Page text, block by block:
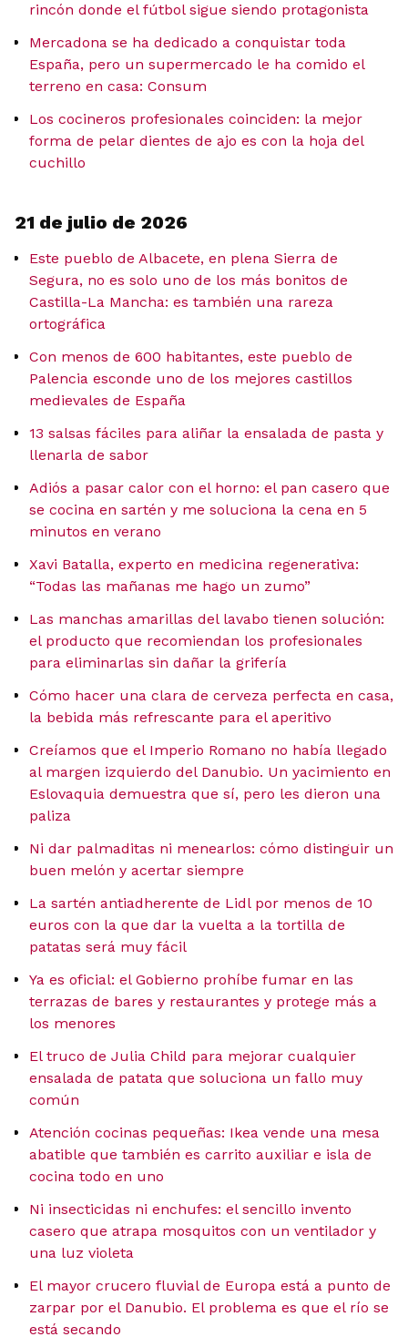
rincón donde el fútbol sigue siendo protagonista
Mercadona se ha dedicado a conquistar toda
España, pero un supermercado le ha comido el
terreno en casa: Consum
Los cocineros profesionales coinciden: la mejor
forma de pelar dientes de ajo es con la hoja del
cuchillo
21 de julio de 2026
Este pueblo de Albacete, en plena Sierra de
Segura, no es solo uno de los más bonitos de
Castilla-La Mancha: es también una rareza
ortográfica
Con menos de 600 habitantes, este pueblo de
Palencia esconde uno de los mejores castillos
medievales de España
13 salsas fáciles para aliñar la ensalada de pasta y
llenarla de sabor
Adiós a pasar calor con el horno: el pan casero que
se cocina en sartén y me soluciona la cena en 5
minutos en verano
Xavi Batalla, experto en medicina regenerativa:
“Todas las mañanas me hago un zumo”
Las manchas amarillas del lavabo tienen solución:
el producto que recomiendan los profesionales
para eliminarlas sin dañar la grifería
Cómo hacer una clara de cerveza perfecta en casa,
la bebida más refrescante para el aperitivo
Creíamos que el Imperio Romano no había llegado
al margen izquierdo del Danubio. Un yacimiento en
Eslovaquia demuestra que sí, pero les dieron una
paliza
Ni dar palmaditas ni menearlos: cómo distinguir un
buen melón y acertar siempre
La sartén antiadherente de Lidl por menos de 10
euros con la que dar la vuelta a la tortilla de
patatas será muy fácil
Ya es oficial: el Gobierno prohíbe fumar en las
terrazas de bares y restaurantes y protege más a
los menores
El truco de Julia Child para mejorar cualquier
ensalada de patata que soluciona un fallo muy
común
Atención cocinas pequeñas: Ikea vende una mesa
abatible que también es carrito auxiliar e isla de
cocina todo en uno
Ni insecticidas ni enchufes: el sencillo invento
casero que atrapa mosquitos con un ventilador y
una luz violeta
El mayor crucero fluvial de Europa está a punto de
zarpar por el Danubio. El problema es que el río se
está secando